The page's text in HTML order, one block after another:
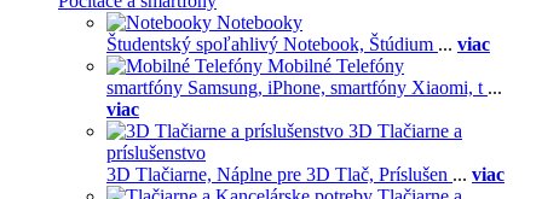
Notebooky
Študentský spoľahlivý Notebook, Štúdium ... viac
Mobilné Telefóny
smartfóny Samsung, iPhone, smartfóny Xiaomi, t ...
viac
3D Tlačiarne a
príslušenstvo
3D Tlačiarne, Náplne pre 3D Tlač, Príslušen ... viac